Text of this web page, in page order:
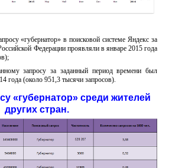
«губернатор» в поисковой системе Яндекс за
Федерации проявляли в январе 2015 года
запросу за заданный период времени был
года (около 951,3 тысячи запросов).
«губернатор» среди жителей
других стран.